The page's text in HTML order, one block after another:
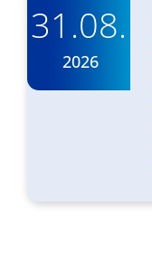
31.08.
2026